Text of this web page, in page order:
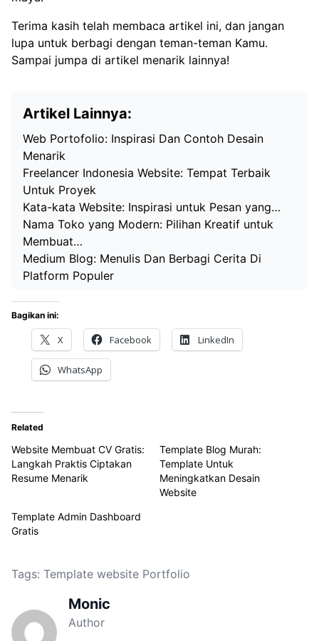
Terima kasih telah membaca artikel ini, dan jangan
lupa untuk berbagi dengan teman-teman Kamu.
Sampai jumpa di artikel menarik lainnya!
Artikel Lainnya:
Web Portofolio: Inspirasi Dan Contoh Desain
Menarik
Freelancer Indonesia Website: Tempat Terbaik
Untuk Proyek
Kata-kata Website: Inspirasi untuk Pesan yang…
Nama Toko yang Modern: Pilihan Kreatif untuk
Membuat…
Medium Blog: Menulis Dan Berbagi Cerita Di
Platform Populer
Bagikan ini:
X Facebook LinkedIn
WhatsApp
Related
Website Membuat CV Gratis:
Langkah Praktis Ciptakan
Resume Menarik
Template Blog Murah:
Template Untuk
Meningkatkan Desain
Website
Template Admin Dashboard
Gratis
Tags: Template website Portfolio
Monic
Author